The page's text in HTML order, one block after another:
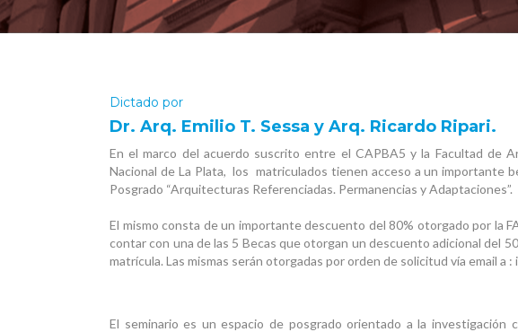
Institutos
Resoluciones
Dictado por
Dr. Arq. Emilio T. Sessa y Arq. Ricardo Ripari.
En el marco del acuerdo suscrito entre el CAPBA5 y la Facultad de
Nacional de La Plata, los matriculados tienen acceso a un importante
Posgrado “Arquitecturas Referenciadas. Permanencias y Adaptaciones”.
El mismo consta de un importante descuento del 80% otorgado por la
contar con una de las 5 Becas que otorgan un descuento adicional del
matrícula. Las mismas serán otorgadas por orden de solicitud vía email a :
El seminario es un espacio de posgrado orientado a la